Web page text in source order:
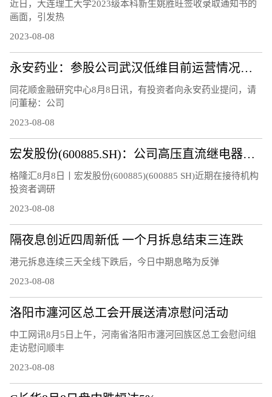
近日，大连理工大学2023级本科新生姚胜旺签收录取通知书的
画面，引发热
2023-08-08
永安药业：参股公司武汉低维目前运营情况正常，研制的石墨烯材料等相关产品正处于市场推广阶段
同花顺金融研究中心8月8日讯，有投资者向永安药业提问，请
问董秘：公司
2023-08-08
宏发股份(600885.SH)：公司高压直流继电器继续保持快速增长
格隆汇8月8日丨宏发股份(600885)(600885 SH)近期在接待机构
投资者调研
2023-08-08
隔夜息创近四周新低 一个月拆息结束三连跌
港元拆息连续三天全线下跌后，今日中期息略为反弹
2023-08-08
洛阳市瀍河区总工会开展送清凉慰问活动
中工网讯8月5日上午，河南省洛阳市瀍河回族区总工会慰问组
走访慰问顺丰
2023-08-08